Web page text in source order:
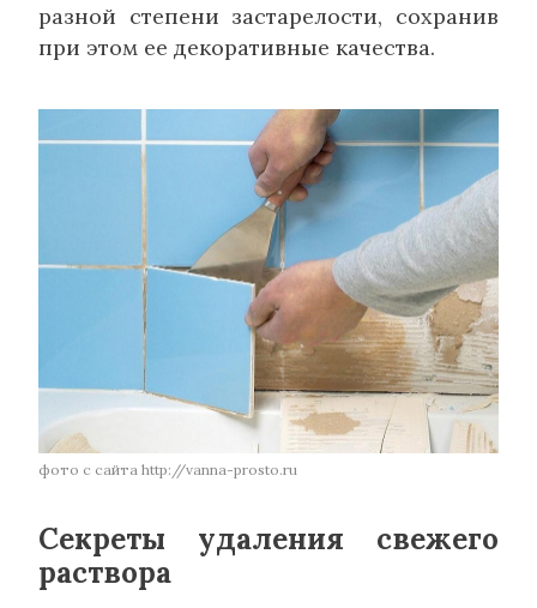
разной степени застарелости, сохранив
при этом ее декоративные качества.
фото с сайта http://vanna-prosto.ru
Секреты удаления свежего
раствора